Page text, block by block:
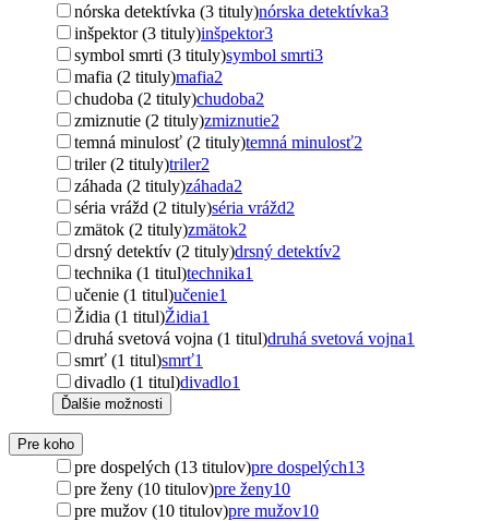
nórska detektívka (3 tituly)nórska detektívka3
inšpektor (3 tituly)inšpektor3
symbol smrti (3 tituly)symbol smrti3
mafia (2 tituly)mafia2
chudoba (2 tituly)chudoba2
zmiznutie (2 tituly)zmiznutie2
temná minulosť (2 tituly)temná minulosť2
triler (2 tituly)triler2
záhada (2 tituly)záhada2
séria vrážd (2 tituly)séria vrážd2
zmätok (2 tituly)zmätok2
drsný detektív (2 tituly)drsný detektív2
technika (1 titul)technika1
učenie (1 titul)učenie1
Židia (1 titul)Židia1
druhá svetová vojna (1 titul)druhá svetová vojna1
smrť (1 titul)smrť1
divadlo (1 titul)divadlo1
Ďalšie možnosti
Pre koho
pre dospelých (13 titulov)pre dospelých13
pre ženy (10 titulov)pre ženy10
pre mužov (10 titulov)pre mužov10